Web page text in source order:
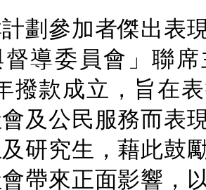
計劃參加者傑出表
督導委員會」聯
撥款成立，旨在
及公民服務而表
研究生，藉此鼓
帶來正面影響，